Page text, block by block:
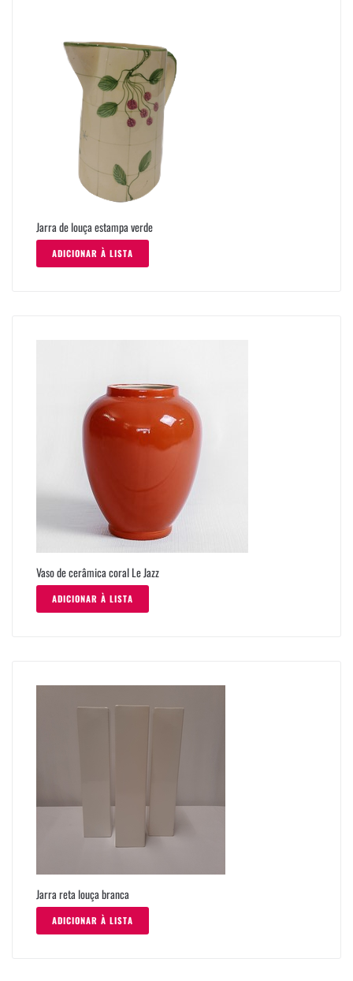
Jarra de louça estampa verde
ADICIONAR À LISTA
Vaso de cerâmica coral Le Jazz
ADICIONAR À LISTA
Jarra reta louça branca
ADICIONAR À LISTA